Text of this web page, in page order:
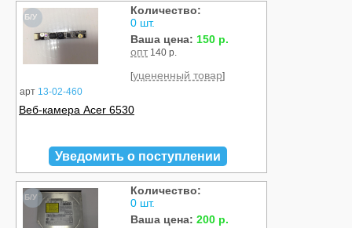
Б/У
арт 13-02-460
Количество:
0 шт.
Ваша цена: 150 р.
опт 140 р.
[уцененный товар]
Веб-камера Acer 6530
Уведомить о поступлении
Б/У
Количество:
0 шт.
Ваша цена: 200 р.